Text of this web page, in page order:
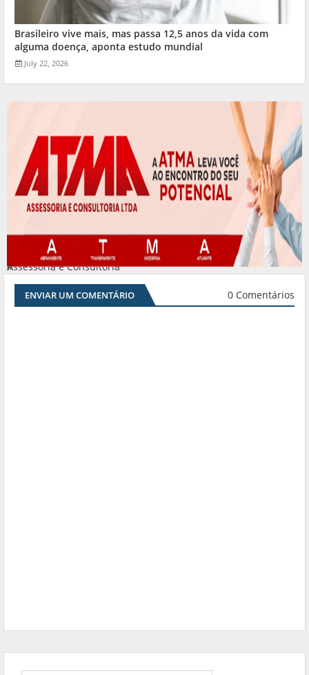
Brasileiro vive mais, mas passa 12,5 anos da vida com
alguma doença, aponta estudo mundial
July 22, 2026
Assessoria e Consultoria
#
ENVIAR UM COMENTÁRIO 0 Comentários